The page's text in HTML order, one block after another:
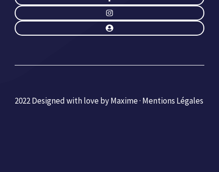
2022 Designed with love by Maxime · Mentions Légales